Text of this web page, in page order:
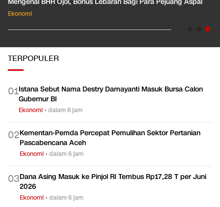
Mengenal BHR Ojol, Bonus Lebaran Bagi Para Pejuang Aspal
Ekonomi
TERPOPULER
01Istana Sebut Nama Destry Damayanti Masuk Bursa Calon
Gubernur BI
Ekonomi •dalam 6 jam
02Kementan-Pemda Percepat Pemulihan Sektor Pertanian
Pascabencana Aceh
Ekonomi •dalam 6 jam
03Dana Asing Masuk ke Pinjol RI Tembus Rp17,28 T per Juni
2026
Ekonomi •dalam 6 jam